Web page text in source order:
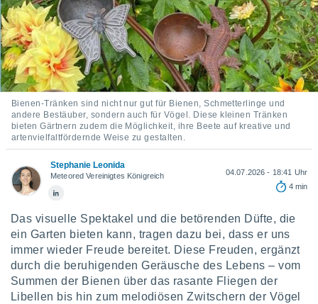
uns,
zu
Ihnen
zur
stellen.
und
auf die
davon, ob
oder
es uns
das
der
AKZEPTIEREN
UND
FORTFAHREN
EINSTELLUNGEN
Bienen-Tränken sind nicht nur gut für Bienen, Schmetterlinge und
andere Bestäuber, sondern auch für Vögel. Diese kleinen Tränken
bieten Gärtnern zudem die Möglichkeit, ihre Beete auf kreative und
artenvielfaltfördernde Weise zu gestalten.
Stephanie Leonida
Meteored Vereinigtes Königreich
04.07.2026 - 18:41 Uhr
4 min
Das visuelle Spektakel und die betörenden Düfte, die
ein Garten bieten kann, tragen dazu bei, dass er uns
immer wieder Freude bereitet. Diese Freuden, ergänzt
durch die beruhigenden Geräusche des Lebens – vom
Summen der Bienen über das rasante Fliegen der
Libellen bis hin zum melodiösen Zwitschern der Vögel